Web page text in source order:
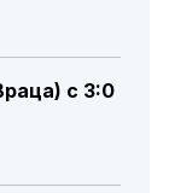
с 3:0